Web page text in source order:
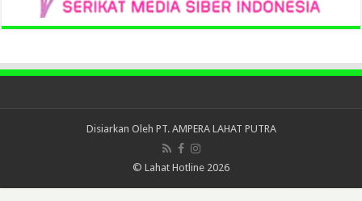
Disiarkan Oleh PT. AMPERA LAHAT PUTRA
© Lahat Hotline 2026